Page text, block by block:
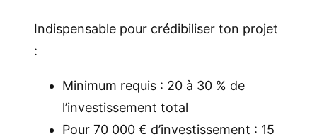
Indispensable pour crédibiliser ton projet
:
Minimum requis : 20 à 30 % de
l’investissement total
Pour 70 000 € d’investissement : 15